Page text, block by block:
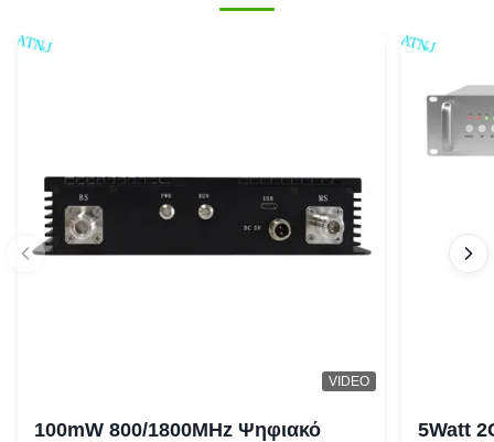
VIDEO
100mW 800/1800MHz Ψηφιακό
5Watt